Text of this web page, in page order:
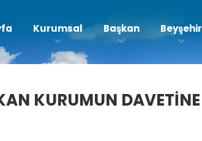
Kurumsal Başkan Beyşehir
KURUMUN DAVETİNE